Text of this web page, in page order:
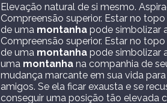
Elevação natural de si mesmo.
Compreensão superior. Estar no
de uma montanhapode simbolizar
Compreensão superior. Estar no
de uma montanhapode simbolizar
uma montanhana companhia de
mudança marcante em sua vida
amigos. Se ela ficar exausta e se
conseguir uma posição tão elevada